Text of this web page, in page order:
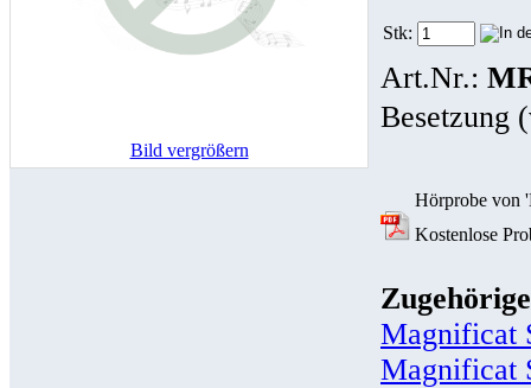
Bild vergrößern
Stk:
Art.Nr.:
Besetzung
Hörprobe von
Kostenlose
Magnificat
Magnificat